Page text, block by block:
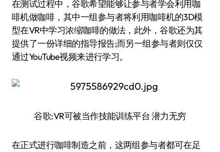
在测试过程中，谷歌希望能够让参与者学会利用咖
啡机做咖啡，其中一组参与者将利用咖啡机的3D模
型在VR中学习浓缩咖啡的做法，此外，谷歌还为其
提供了一份详细的指导报告;而另一组参与者则仅仅
通过YouTube视频来进行学习。
谷歌:VR可被当作技能训练平台 潜力无穷
在正式进行咖啡制造之前，这两组参与者都可在足